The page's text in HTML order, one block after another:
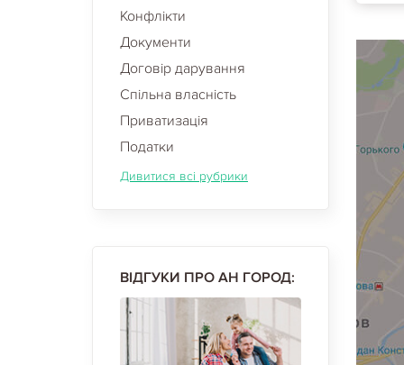
Конфлікти
Документи
Договір дарування
Спільна власність
Приватизація
Податки
Дивитися всі рубрики
ВІДГУКИ ПРО АН ГОРОД: